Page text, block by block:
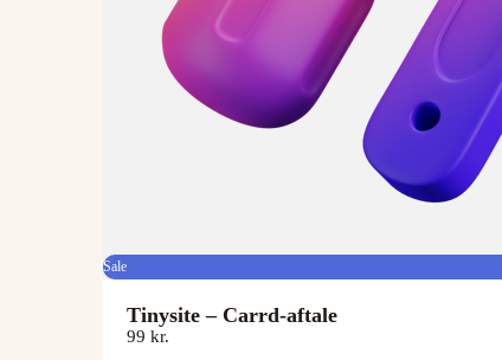
Sale
Tinysite – Carrd-aftale
99 kr.